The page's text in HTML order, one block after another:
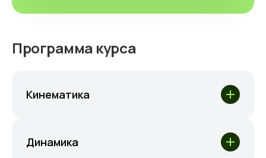
Программа курса
Кинематика
Динамика